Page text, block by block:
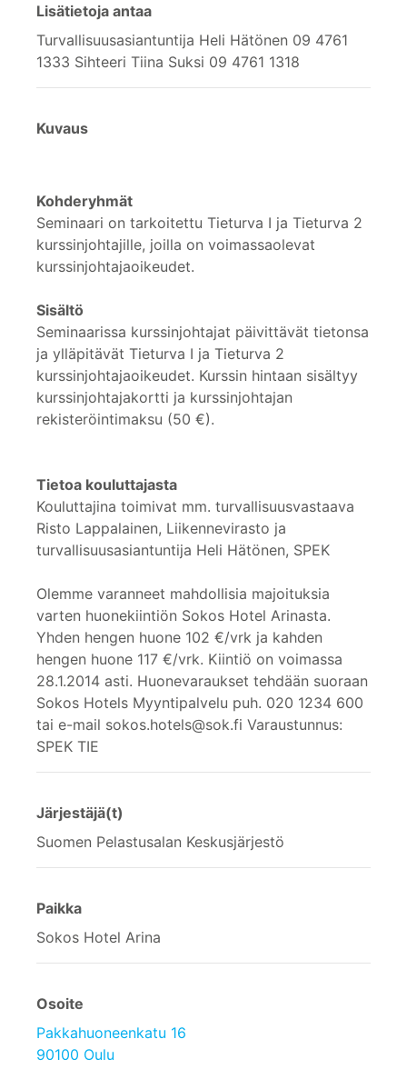
Lisätietoja antaa
Turvallisuusasiantuntija Heli Hätönen 09 4761
1333 Sihteeri Tiina Suksi 09 4761 1318
Kuvaus
Kohderyhmät
Seminaari on tarkoitettu Tieturva I ja Tieturva 2
kurssinjohtajille, joilla on voimassaolevat
kurssinjohtajaoikeudet.
Sisältö
Seminaarissa kurssinjohtajat päivittävät tietonsa
ja ylläpitävät Tieturva I ja Tieturva 2
kurssinjohtajaoikeudet. Kurssin hintaan sisältyy
kurssinjohtajakortti ja kurssinjohtajan
rekisteröintimaksu (50 €).
Tietoa kouluttajasta
Kouluttajina toimivat mm. turvallisuusvastaava
Risto Lappalainen, Liikennevirasto ja
turvallisuusasiantuntija Heli Hätönen, SPEK
Olemme varanneet mahdollisia majoituksia
varten huonekiintiön Sokos Hotel Arinasta.
Yhden hengen huone 102 €/vrk ja kahden
hengen huone 117 €/vrk. Kiintiö on voimassa
28.1.2014 asti. Huonevaraukset tehdään suoraan
Sokos Hotels Myyntipalvelu puh. 020 1234 600
tai e-mail sokos.hotels@sok.fi Varaustunnus:
SPEK TIE
Järjestäjä(t)
Suomen Pelastusalan Keskusjärjestö
Paikka
Sokos Hotel Arina
Osoite
Pakkahuoneenkatu 16
90100 Oulu